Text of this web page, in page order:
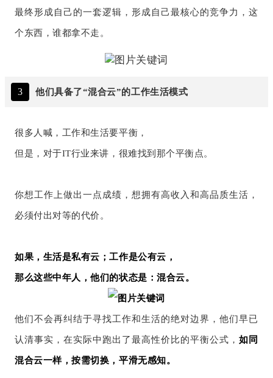
最终形成自己的一套逻辑，形成自己最核心的竞争力，这
个东西，谁都拿不走。
3 他们具备了“混合云”的工作生活模式
很多人喊，工作和生活要平衡，
但是，对于IT行业来讲，很难找到那个平衡点。
你想工作上做出一点成绩，想拥有高收入和高品质生活，
必须付出对等的代价。
如果，生活是私有云；工作是公有云，
那么这些中年人，他们的状态是：混合云。
他们不会再纠结于寻找工作和生活的绝对边界，他们早已
认清事实，在实际中跑出了最高性价比的平衡公式，如同
混合云一样，按需切换，平滑无感知。